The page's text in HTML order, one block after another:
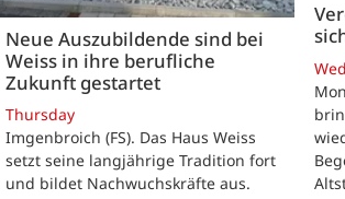
Neue Auszubildende sind bei
Weiss in ihre berufliche
Zukunft gestartet
Thursday
Imgenbroich (FS). Das Haus Weiss
setzt seine langjährige Tradition fort
und bildet Nachwuchskräfte aus.